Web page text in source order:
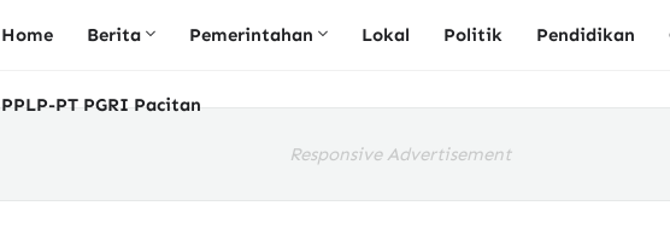
Home Berita Pemerintahan Lokal Politik Pendidikan
PPLP-PT PGRI Pacitan
Responsive Advertisement